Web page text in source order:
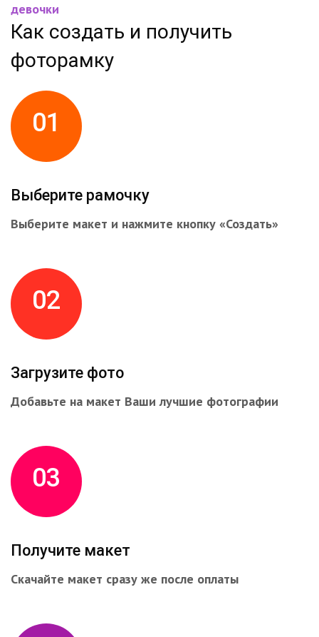
девочки
Как создать и получить
фоторамку
01
Выберите рамочку
Выберите макет и нажмите кнопку «Создать»
02
Загрузите фото
Добавьте на макет Ваши лучшие фотографии
03
Получите макет
Скачайте макет сразу же после оплаты